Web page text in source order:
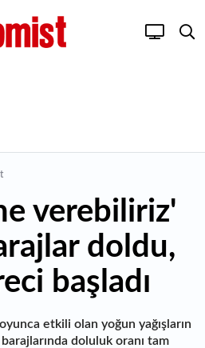
verebiliriz'
doldu,
başladı
etkili olan yoğun yağışların
doluluk oranı tam